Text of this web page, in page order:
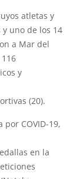
atletas y
y uno de los 14
a Mar del
y
(20).
COVID-19,
en la